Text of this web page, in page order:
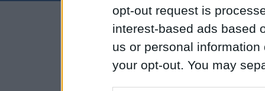
opt-out request is
interest-based ads based
us or personal
your opt-out. You may